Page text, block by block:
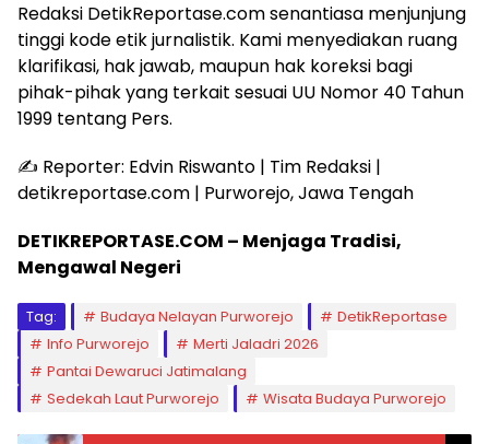
Redaksi DetikReportase.com senantiasa menjunjung
tinggi kode etik jurnalistik. Kami menyediakan ruang
klarifikasi, hak jawab, maupun hak koreksi bagi
pihak-pihak yang terkait sesuai UU Nomor 40 Tahun
1999 tentang Pers.
​✍️ Reporter: Edvin Riswanto | Tim Redaksi |
detikreportase.com | Purworejo, Jawa Tengah
DETIKREPORTASE.COM – Menjaga Tradisi,
Mengawal Negeri
Tag: Budaya Nelayan Purworejo
DetikReportase
Info Purworejo
Merti Jaladri 2026
Pantai Dewaruci Jatimalang
Sedekah Laut Purworejo
Wisata Budaya Purworejo